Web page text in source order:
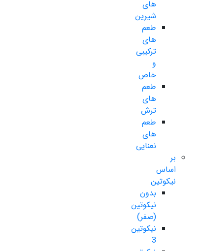
های
شیرین
طعم
های
ترکیبی
و
خاص
طعم
های
ترش
طعم
های
نعنایی
بر
اساس
نیکوتین
بدون
نیکوتین
(صفر)
نیکوتین
3